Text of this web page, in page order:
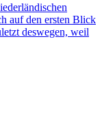
auf den ersten Blick
deswegen, weil